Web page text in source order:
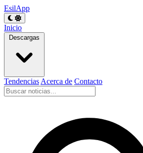
EsilApp
Inicio
Descargas
Tendencias Acerca de Contacto